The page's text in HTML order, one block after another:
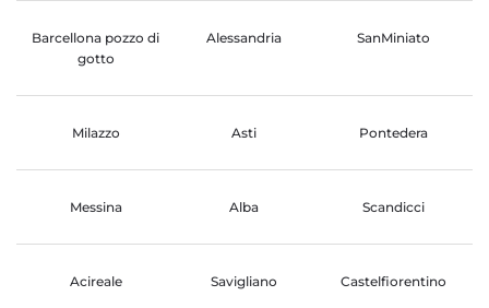
Barcellona pozzo di
gotto
Alessandria SanMiniato
Milazzo Asti Pontedera
Messina Alba Scandicci
Acireale Savigliano Castelfiorentino